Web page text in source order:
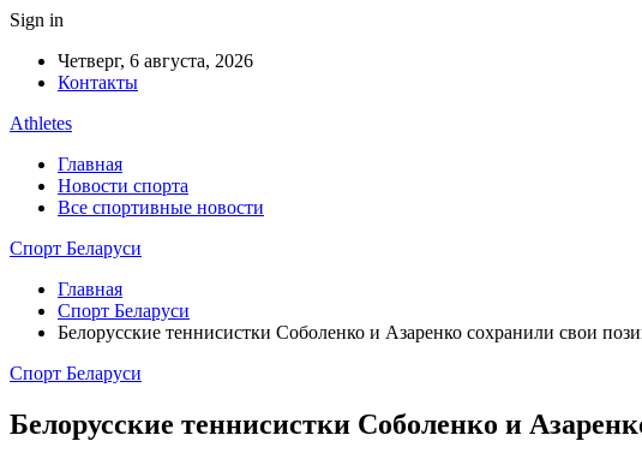
Sign in
Четверг, 6 августа, 2026
Контакты
Athletes
Главная
Новости спорта
Все спортивные новости
Спорт Беларуси
Главная
Спорт Беларуси
Белорусские теннисистки Соболенко и Азаренко сохранили свои
Спорт Беларуси
Белорусские теннисистки Соболенко и